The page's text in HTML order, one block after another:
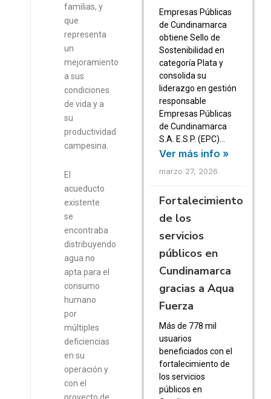
familias, y
que
representa
un
mejoramiento
a sus
condiciones
de vida y a
su
productividad
campesina.
El
acueducto
existente
se
encontraba
distribuyendo
agua no
apta para el
consumo
humano
por
múltiples
deficiencias
en su
operación y
con el
Empresas Públicas
de Cundinamarca
obtiene Sello de
Sostenibilidad en
categoría Plata y
consolida su
liderazgo en gestión
responsable
Empresas Públicas
de Cundinamarca
S.A. E.S.P. (EPC)…
Ver más info »
marzo 27, 2026
Fortalecimiento
de los
servicios
públicos en
Cundinamarca
gracias a Aqua
Fuerza
Más de 778 mil
usuarios
beneficiados con el
fortalecimiento de
los servicios
públicos en